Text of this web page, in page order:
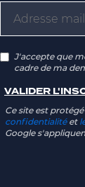
J'accepte que
cadre de ma
Ce site est
confidentialitéet
Google